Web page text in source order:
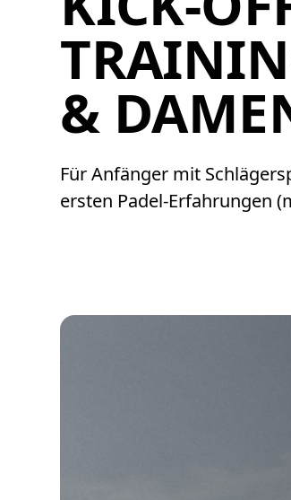
&
Für Anfänger mit
ersten Padel-Erfahrungen